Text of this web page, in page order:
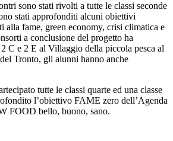
sono stati rivolti a tutte le classi seconde
stati approfonditi alcuni obiettivi
alla fame, green economy, crisi climatica e
a conclusione del progetto ha
C e 2 E al Villaggio della piccola pesca al
Tronto, gli alunni hanno anche
tutte le classi quarte ed una classe
l’obiettivo FAME zero dell’Agenda
FOOD bello, buono, sano.